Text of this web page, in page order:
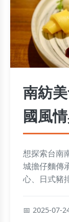
南紡
國風
想探索台南
城擔仔麵傳
心、日式豬
2025-07-